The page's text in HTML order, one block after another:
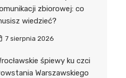
zbiorowej: co
wiedzieć?
7 sierpnia 2026
śpiewy ku czci
Warszawskiego